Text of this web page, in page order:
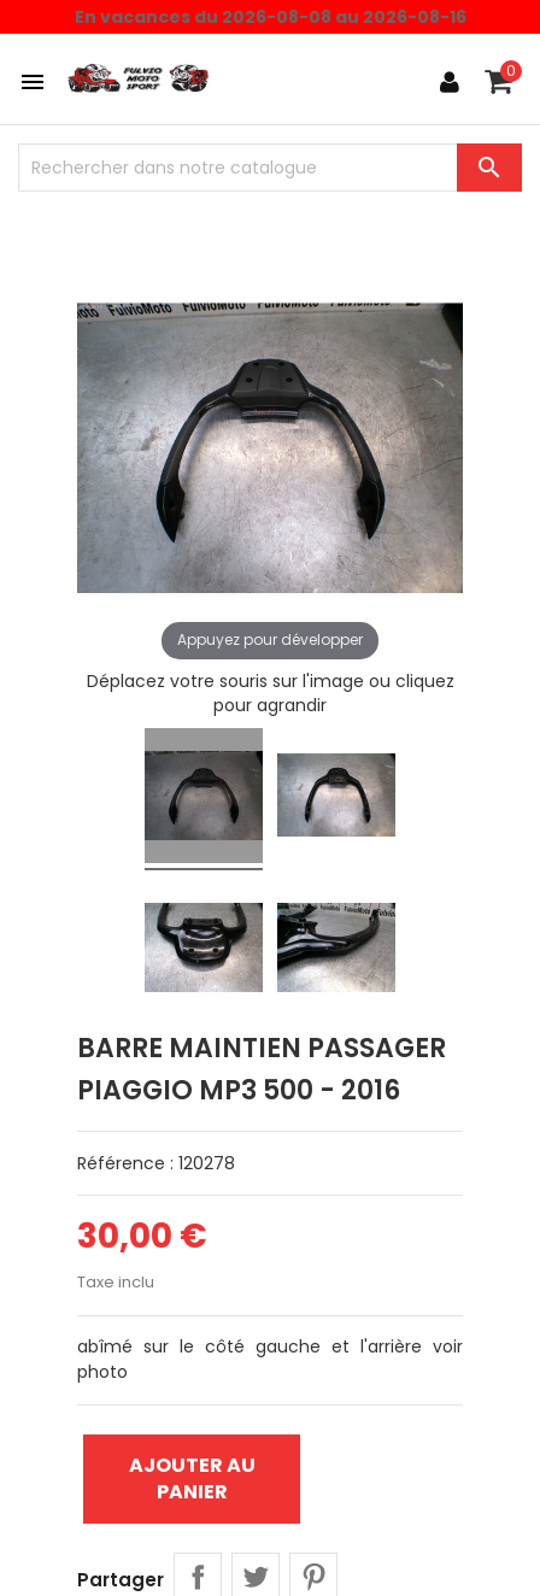
En vacances du 2026-08-08 au 2026-08-16
 0

Appuyez pour développer
Déplacez votre souris sur l'image ou cliquez
pour agrandir
BARRE MAINTIEN PASSAGER
PIAGGIO MP3 500 - 2016
Référence : 120278
30,00 €
Taxe inclu
abîmé sur le côté gauche et l'arrière voir
photo
AJOUTER AU
PANIER
Partager